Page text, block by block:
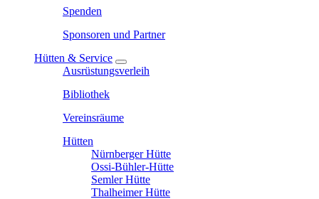
Spenden
Sponsoren und Partner
Hütten & Service
Ausrüstungsverleih
Bibliothek
Vereinsräume
Hütten
Nürnberger Hütte
Ossi-Bühler-Hütte
Semler Hütte
Thalheimer Hütte